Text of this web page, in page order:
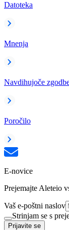
Datoteka
Mnenja
Navdihujoče
Poročilo
E-novice
Prejemajte Aleteio
Vaš e-poštni naslov
Strinjam se s
Prijavite se